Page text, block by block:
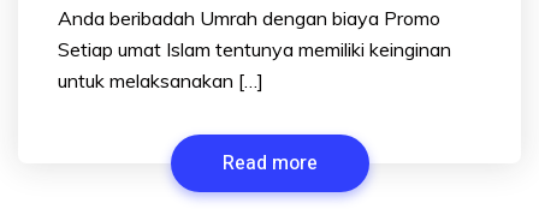
Anda beribadah Umrah dengan biaya Promo
Setiap umat Islam tentunya memiliki keinginan
untuk melaksanakan […]
Read more